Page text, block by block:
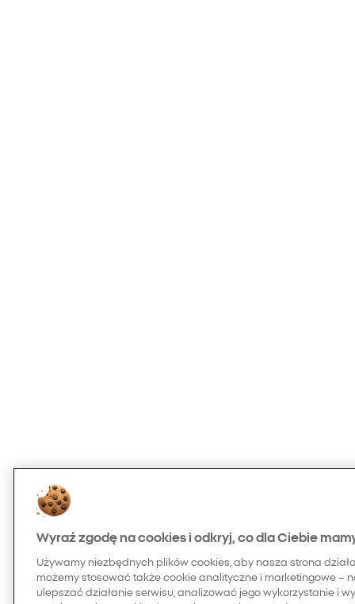
Wyraź zgodę na cookies i odkryj, co dla Ciebie
Używamy niezbędnych plików cookies, aby nasza strona
możemy stosować także cookie analityczne i marketingowe –
ulepszać działanie serwisu, analizować jego wykorzystanie i